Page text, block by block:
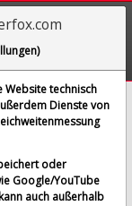
NA O.N.,
Aktie
technisch
Dienste von
oder
Google/YouTube
auch außerhalb